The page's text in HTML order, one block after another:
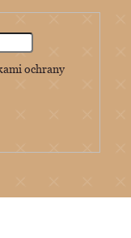
ochrany